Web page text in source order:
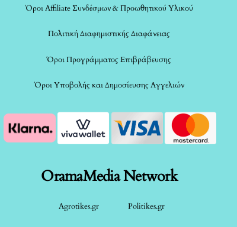
Όροι Affiliate Συνδέσμων & Προωθητικού Υλικού
Πολιτική Διαφημιστικής Διαφάνειας
Όροι Προγράμματος Επιβράβευσης
Όροι Υποβολής και Δημοσίευσης Αγγελιών
OramaMedia Network
Agrotikes.gr Politikes.gr